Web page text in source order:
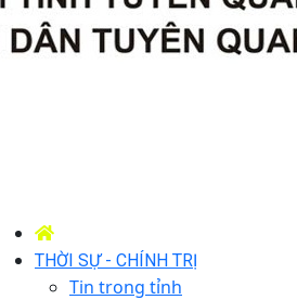
THỜI SỰ - CHÍNH TRỊ
Tin trong tỉnh